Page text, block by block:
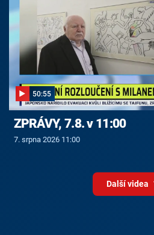
50:55
ZPRÁVY, 7.8. v 11:00
7. srpna 2026 11:00
Další videa